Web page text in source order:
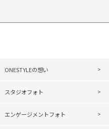
ONESTYLEの想い
スタジオフォト
エンゲージメントフォト